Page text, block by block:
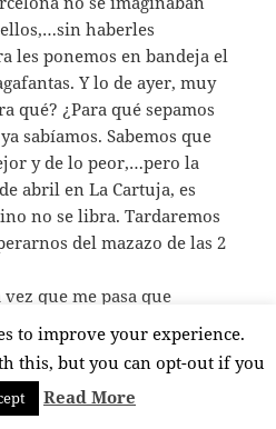
haberles
les ponemos en bandeja el
Y lo de ayer, muy
qué? ¿Para qué sepamos
sabíamos. Sabemos que
y de lo peor,…pero la
abril en La Cartuja, es
no se libra. Tardaremos
del mazazo de las 2
que me pasa que
contra los indeseables de
satisfecho y rebosante de
me lo impide.
un poco más de caña a
to improve your experience.
this, but you can opt-out if you
Read More